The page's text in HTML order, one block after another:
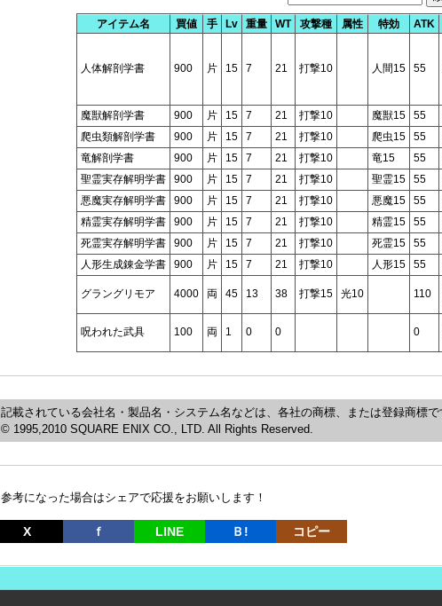
アイテム名 買値 手 Lv 重量 WT 攻撃種 属性 特効 ATK
人体解剖学書 900 片 15 7 21 打撃10 人間15 55
魔獣解剖学書
900 片 15 7 21 打撃10 魔獣15 55
爬虫類解剖学書
900 片 15 7 21 打撃10 爬虫15 55
竜解剖学書
900 片 15 7 21 打撃10 竜15 55
聖霊実存解明学書
900 片 15 7 21 打撃10 聖霊15 55
悪魔実存解明学書
900 片 15 7 21 打撃10 悪魔15 55
精霊実存解明学書
900 片 15 7 21 打撃10 精霊15 55
死霊実存解明学書
900 片 15 7 21 打撃10 死霊15 55
人形生成錬金学書
900 片 15 7 21 打撃10 人形15 55
グラングリモア 4000 両 45 13 38 打撃15 光10 110
呪われた武具 100 両 1 0 0 0
記載されている会社名・製品名・システム名などは、各社の商標、または登録商標で
© 1995,2010 SQUARE ENIX CO., LTD. All Rights Reserved.
参考になった場合はシェアで応援をお願いします！
X ｆ LINE Ｂ! コピー